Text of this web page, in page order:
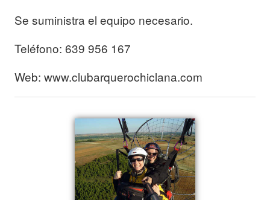
Se suministra el equipo necesario.
Teléfono: 639 956 167
Web: www.clubarquerochiclana.com